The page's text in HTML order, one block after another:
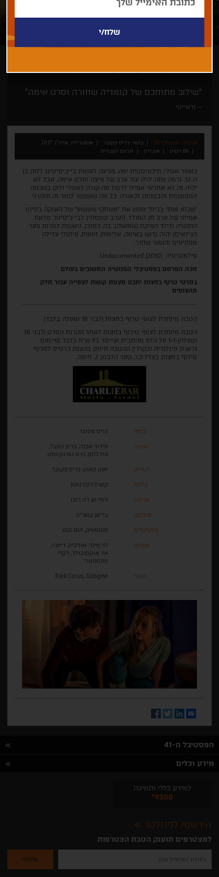
"שילוב מתוחכם של קומדיה שחורה וסרט אימה"
וראייטי
ארכיון - פסטיבל 33 בימוי: כריס פקובר
אוסטרליה, ארה"ב 2017
86 דקות
אנגלית תרגום לעברית
כאשר אשלי, תיכוניסטית יפה, מגיעה לעשות בייביסיטינג ללוק בן
ה-12, נדמה שזה יהיה עוד ערב של פיצה וסרט אימה, אבל לא.
יהיה זה לא אחראי אפילו לרמוז מה קורה לאשלי ולוק בשכונה
המנומנמת והבטוחה לכאורה. כל מה שאפשר לומר זה תזהרו!
"שכחו אותי בבית" פוגש את "משחקי שעשוע" של האנקה בסיוט
אמיתי של ערב חג המולד. הערב שממתין לבייביסיטר מלאת
התושיה ולילד הפיקח (שמאוהב בה, כמובן, נואשות למרות פער
הגילאים) יהיה גדוש באימה, אלימות, זוועות, פיתולי עלילה
מפתיעים והומור שחור.
פילמוגרפיה: Undocumented (2010).
זוכה הפרסם בפסטיבלי הפנזטיה החשובים בעולם
בסרטי טרוף בחצות יתכנו סצנות קשות לצפייה עבור חלק
מהצופים
הטבה מיוחדת לצופי טרוף בחצות (לבני 18 ומעלה בלבד):
הטבה מיוחדת לצופי טירוף בחצות לאחר הקרנת הסרט (לבני 18
ומעלה)-1+1 על הלפ מהחבית וצייסר ב9 ש"ח בלבד (פיימוס
גראוס, פינלנדיה ובקרדי) ההטבה תינתן בהצגת כרטיס לסרטי
טירוף בחצות בצרליבר, שער הלבנון 2, חיפה.
בימוי כריס פקובר
הפקה
סידוני אבנה, בריון המבל,
פול ג'נסן, ברט טורנקווסט
תסריט זאק קאהן, כריס פקובר
צילום קארל רוברטסון
עריכה ז'ולי-אן דה רובו
מוזיקה בריאן קאצ'יה
פסטיבלים פנטסטיק, הונג קונג
משחק
לוי מילר, אוליביה דיונגה,
אד אוקסנבולד, דקרי
מונטגומרי
מקור Park Circus, Glasgow
Email
LinkedIn
Twitter
Facebook
הפסטיבל ה-41
מידע וכלים
למידע כללי ותמיכה
*9300
הירשמו לניוזלטר
למצטרפים תוענק הטבת הצטרפות
להזין